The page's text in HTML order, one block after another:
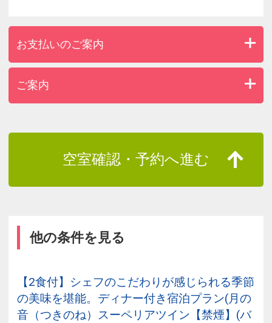
お支払いのご案内
ご案内
空室確認・予約へ進む
他の条件を見る
【2食付】シェフのこだわりが感じられる季節
の美味を堪能。ディナー付き宿泊プラン(月の
音（つきのね）スーペリアツイン【禁煙】(バ